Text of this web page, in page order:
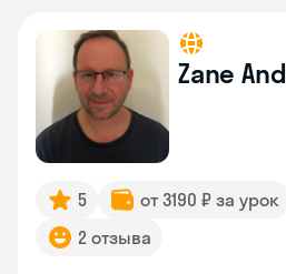
Zane
5 от 3190 ₽ за урок
2 отзыва